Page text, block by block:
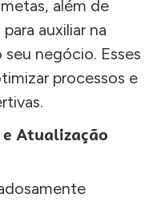
além de
auxiliar na
negócio. Esses
processos e
Atualização